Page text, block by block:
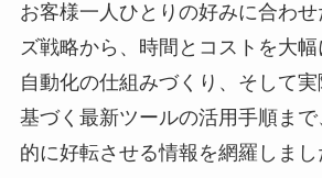
お客様一人ひとりの好みに合わ
ズ戦略から、時間とコストを大
自動化の仕組みづくり、そして
基づく最新ツールの活用手順まで
的に好転させる情報を網羅しまし